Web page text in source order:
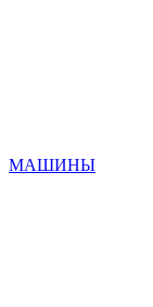
МАШИНЫ